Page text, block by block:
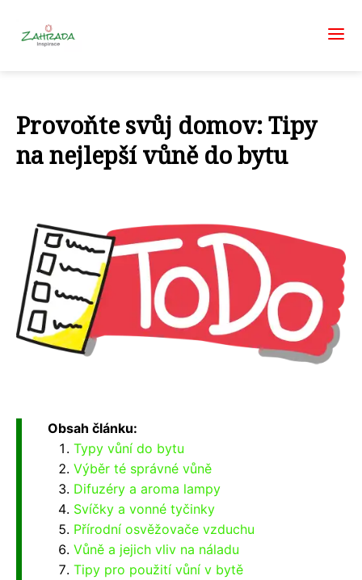
Provoňte svůj domov: Tipy
na nejlepší vůně do bytu
Obsah článku:
Typy vůní do bytu
Výběr té správné vůně
Difuzéry a aroma lampy
Svíčky a vonné tyčinky
Přírodní osvěžovače vzduchu
Vůně a jejich vliv na náladu
Tipy pro použití vůní v bytě